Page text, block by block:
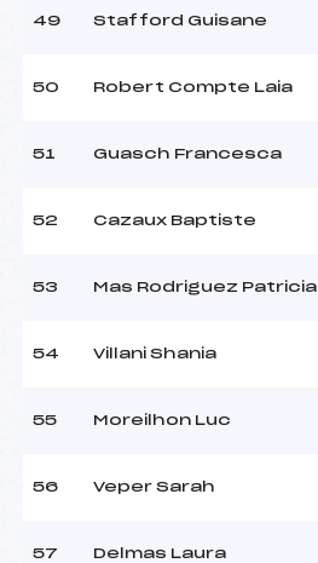
49 Stafford Guisane
50 Robert Compte Laia
51 Guasch Francesca
52 Cazaux Baptiste
53 Mas Rodriguez Patricia
54 Villani Shania
55 Moreilhon Luc
56 Veper Sarah
57 Delmas Laura